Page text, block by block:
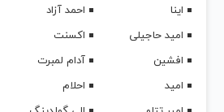
اینا
احمد آزاد
امید حاجیلی
اکسنت
افشین
آدام لمبرت
امید
احلام